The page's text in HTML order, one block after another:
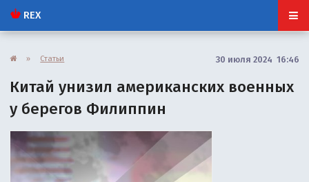
REX
» Статьи 30 июля 2024 16:46
Китай унизил американских военных
у берегов Филиппин